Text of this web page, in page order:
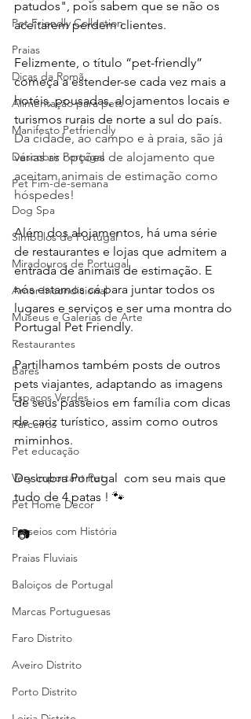
Pet Friendly Collection
Praias
Dicas da Romã
Alimentação para pets
Manifesto Petfriendly
Descobrir Portugal
Pet Fim-de-semana
Dog Spa
Símbolos de Portugal
Miradouros de Portugal
Amor Incondicional
Museus e Galerias de Arte
Restaurantes
Bares
Espaços Verdes
Parceiros
Pet educação
Very Important Pet
Pet Home Decor
Passeios com História
Praias Fluviais
Baloiços de Portugal
Marcas Portuguesas
Faro Distrito
Aveiro Distrito
Porto Distrito
patudos", pois sabem que se não os
aceitarem perdem clientes.
Felizmente, o título “pet-friendly”
começa a estender-se cada vez mais a
hotéis, pousadas, alojamentos locais e
turismos rurais de norte a sul do país.
Da cidade, ao campo e à praia, são já
várias as opções de alojamento que
aceitam animais de estimação como
hóspedes!
Além dos alojamentos, há uma série
de restaurantes e lojas que admitem a
entrada de animais de estimação. E
nós estamos cá para juntar todos os
lugares e serviços e ser uma montra do
Portugal Pet Friendly.
Partilhamos também posts de outros
pets viajantes, adaptando as imagens
de seus passeios em família com dicas
de cariz turístico, assim como outros
miminhos.
Descubra Portugal  com seu mais que
tudo de 4 patas ! 🐾
📷